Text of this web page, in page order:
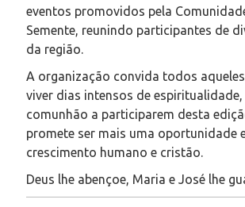
eventos promovidos pela
Semente, reunindo participantes de
da região.
A organização convida todos
viver dias intensos de espiritualidade,
comunhão a participarem desta
promete ser mais uma oportunidade
crescimento humano e cristão.
Deus lhe abençoe, Maria e José lhe